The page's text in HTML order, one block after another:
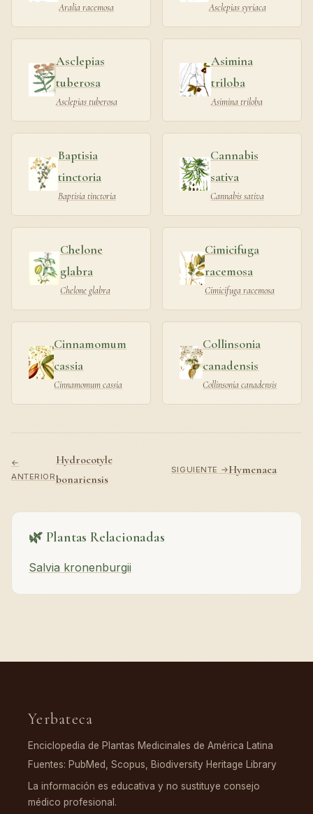
Aralia racemosa Asclepias syriaca
Asclepias
tuberosa
Asclepias tuberosa
Asimina
triloba
Asimina triloba
Baptisia
tinctoria
Baptisia tinctoria
Cannabis
sativa
Cannabis sativa
Chelone
glabra
Chelone glabra
Cimicifuga
racemosa
Cimicifuga racemosa
Cinnamomum
cassia
Cinnamomum cassia
Collinsonia
canadensis
Collinsonia canadensis
←
ANTERIOR
Hydrocotyle
bonariensis
SIGUIENTE →Hymenaea
🌿 Plantas Relacionadas
Salvia kronenburgii
Yerbateca
Enciclopedia de Plantas Medicinales de América Latina
Fuentes: PubMed, Scopus, Biodiversity Heritage Library
La información es educativa y no sustituye consejo
médico profesional.